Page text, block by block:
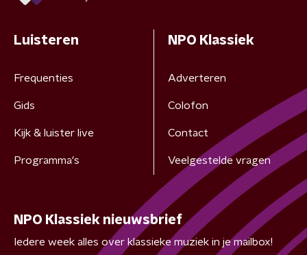
Luisteren
Frequenties
Gids
Kijk & luister live
Programma's
NPO Klassiek
Adverteren
Colofon
Contact
Veelgestelde vragen
NPO Klassiek nieuwsbrief
Iedere week alles over klassieke muziek in je mailbox!